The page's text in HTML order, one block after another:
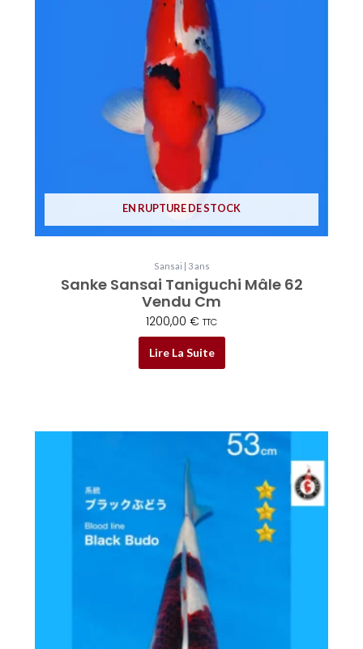
EN RUPTURE DE STOCK
Sansai | 3 ans
Sanke Sansai Taniguchi Mâle 62
Vendu Cm
1200,00 € TTC
Lire La Suite